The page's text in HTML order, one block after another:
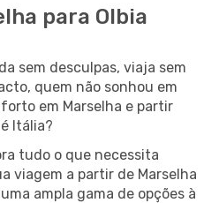
para Olbia
sem desculpas, viaja sem
quem não sonhou em
em Marselha e partir
Itália?
tudo o que necessita
viagem a partir de Marselha
ampla gama de opções à